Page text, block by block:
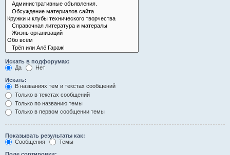
Искать в подфорумах:
Да
Нет
Искать:
В названиях тем и текстах сообщений
Только в текстах сообщений
Только по названию темы
Только в первом сообщении темы
Показывать результаты как:
Сообщения
Темы